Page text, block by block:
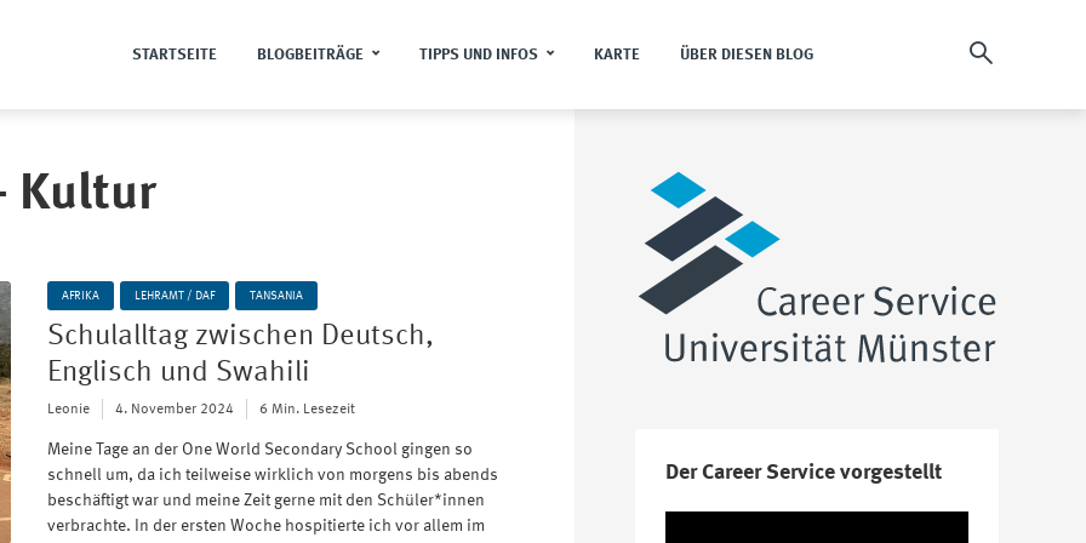
STARTSEITE BLOGBEITRÄGE TIPPS UND INFOS KARTE ÜBER DIESEN BLOG
Kultur
AFRIKA LEHRAMT / DAF TANSANIA
Schulalltag zwischen Deutsch,
Englisch und Swahili
Leonie 4. November 2024 6 Min. Lesezeit
Meine Tage an der One World Secondary School gingen so
schnell um, da ich teilweise wirklich von morgens bis abends
beschäftigt war und meine Zeit gerne mit den Schüler*innen
verbrachte. In der ersten Woche hospitierte ich vor allem im
Der Career Service vorgestellt